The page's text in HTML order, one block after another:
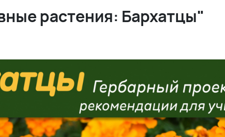
растения: Бархатцы"